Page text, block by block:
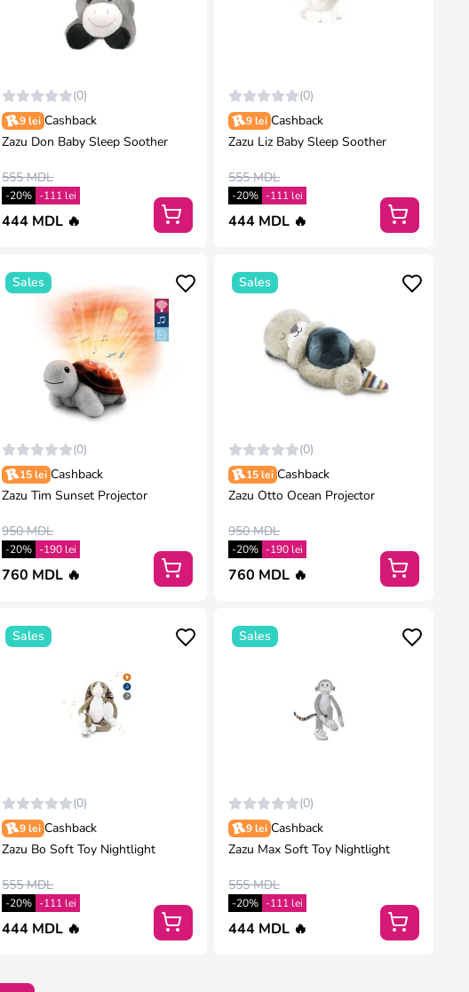
(0)
9 lei Cashback
Zazu Don Baby Sleep Soother
555 MDL
-20% -111 lei
444 MDL 🔥
(0)
9 lei Cashback
Zazu Liz Baby Sleep Soother
555 MDL
-20% -111 lei
444 MDL 🔥
Sales
(0)
15 lei Cashback
Zazu Tim Sunset Projector
950 MDL
-20% -190 lei
760 MDL 🔥
Sales
(0)
15 lei Cashback
Zazu Otto Ocean Projector
950 MDL
-20% -190 lei
760 MDL 🔥
Sales
(0)
9 lei Cashback
Zazu Bo Soft Toy Nightlight
555 MDL
-20% -111 lei
444 MDL 🔥
Sales
(0)
9 lei Cashback
Zazu Max Soft Toy Nightlight
555 MDL
-20% -111 lei
444 MDL 🔥